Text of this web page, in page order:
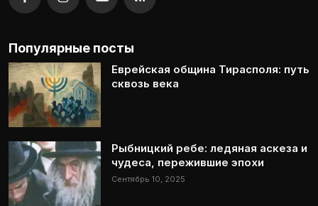
Популярные посты
Еврейская община Тирасполя: путь
сквозь века
Рыбницкий ребе: ледяная аскеза и
чудеса, пережившие эпохи
Сентябрь 10, 2025